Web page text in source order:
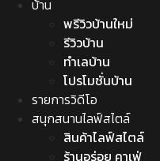
บ้าน
พรีวิวบ้านใหม่
รีวิวบ้าน
ทำเลบ้าน
โปรโมชั่นบ้าน
รายการวิดีโอ
สนุกสนานไลฟ์สไตล์
สินค้าไลฟ์สไตล์
ร้านอร่อย คาเฟ่